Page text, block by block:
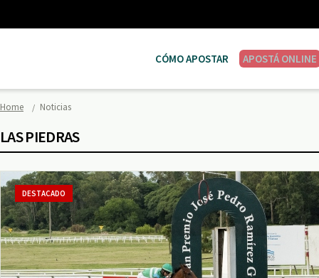
CÓMO APOSTAR APOSTÁ ONLINE
Home Noticias
LAS PIEDRAS
DESTACADO